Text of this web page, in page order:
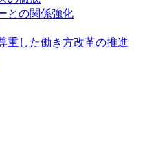
との関係強化
重した働き方改革の推進